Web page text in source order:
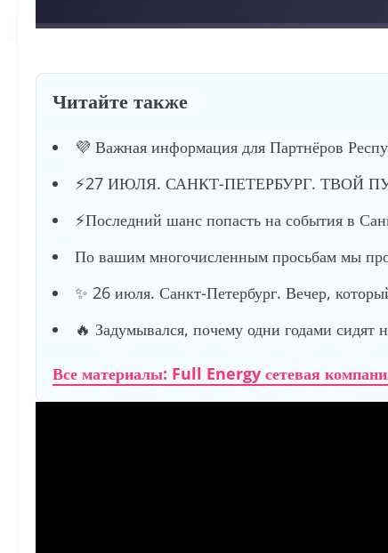
Читайте также
💜 Важная информация для Партнёров
⚡️27 ИЮЛЯ. САНКТ-ПЕТЕРБУРГ. ТВОЙ
⚡️Последний шанс попасть на события в
По вашим многочисленным просьбам мы
✨ 26 июля. Санкт-Петербург. Вечер,
🔥 Задумывался, почему одни годами сидят
Все материалы: Full Energy сетевая